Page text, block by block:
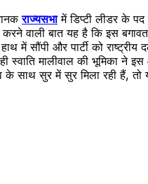
राज्यसभामें डिप्टी लीडर के पद
वाली बात यह है कि इस
में सौंपी और पार्टी को
मालीवाल की भूमिका ने
के साथ सुर में सुर मिला रही